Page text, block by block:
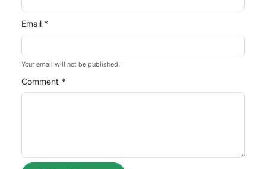
Email *
Your email will not be published.
Comment *